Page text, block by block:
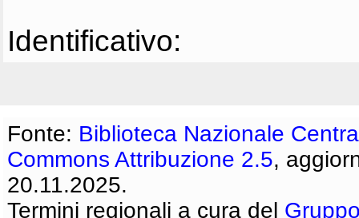
Identificativo:
Fonte: Biblioteca Nazionale
Commons Attribuzione 2.5,
20.11.2025.
Termini regionali a cura del